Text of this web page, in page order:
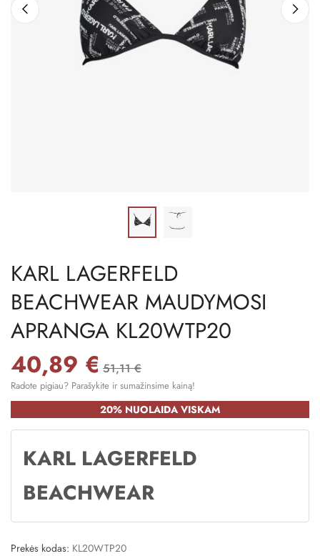
KARL LAGERFELD
BEACHWEAR MAUDYMOSI
APRANGA KL20WTP20
40,89 € 51,11 €
Radote pigiau? Parašykite ir sumažinsime kainą!
20% NUOLAIDA VISKAM
KARL LAGERFELD
BEACHWEAR
Prekės kodas: KL20WTP20